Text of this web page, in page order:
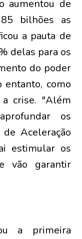
aumentou de
bilhões as
a pauta de
delas para os
do poder
entanto, como
crise. "Além
os
Aceleração
estimular os
vão garantir
a primeira